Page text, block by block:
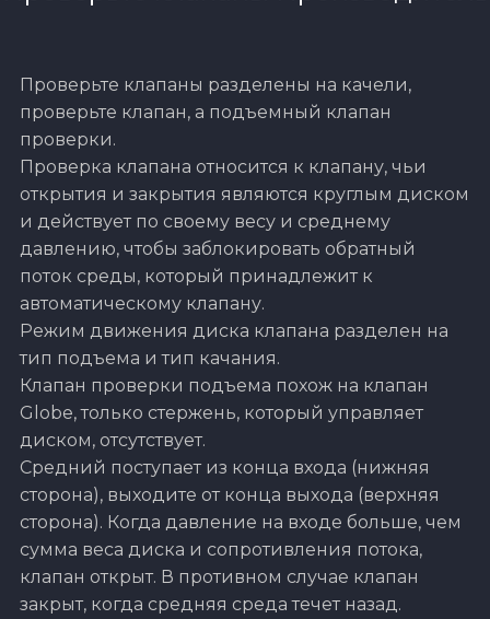
Проверьте клапаны разделены на качели,
проверьте клапан, а подъемный клапан
проверки.
Проверка клапана относится к клапану, чьи
открытия и закрытия являются круглым диском
и действует по своему весу и среднему
давлению, чтобы заблокировать обратный
поток среды, который принадлежит к
автоматическому клапану.
Режим движения диска клапана разделен на
тип подъема и тип качания.
Клапан проверки подъема похож на клапан
Globe, только стержень, который управляет
диском, отсутствует.
Средний поступает из конца входа (нижняя
сторона), выходите от конца выхода (верхняя
сторона). Когда давление на входе больше, чем
сумма веса диска и сопротивления потока,
клапан открыт. В противном случае клапан
закрыт, когда средняя среда течет назад.